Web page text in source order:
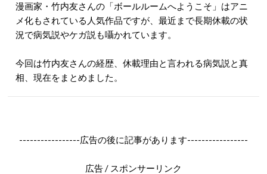
漫画家・竹内友さんの「ボールルームへようこそ」はアニ
メ化もされている人気作品ですが、最近まで長期休載の状
況で病気説やケガ説も囁かれています。
今回は竹内友さんの経歴、休載理由と言われる病気説と真
相、現在をまとめました。
-----------------広告の後に記事があります-----------------
広告 / スポンサーリンク